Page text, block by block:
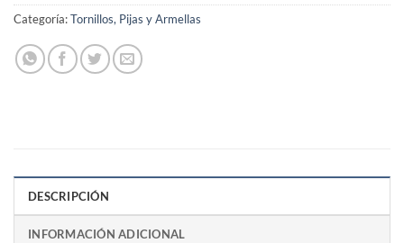
Categoría:Tornillos, Pijas y Armellas
DESCRIPCIÓN
INFORMACIÓN ADICIONAL